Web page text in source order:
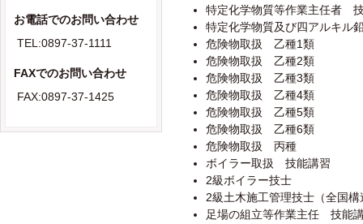
特定化学物質等作業主任者
特定化学物質及び四アルキル
危険物取扱 乙種1類
危険物取扱 乙種2類
危険物取扱 乙種3類
危険物取扱 乙種4類
危険物取扱 乙種5類
危険物取扱 乙種6類
危険物取扱 丙種
ボイラー取扱 技能講習
2級ボイラー技士
2級土木施工管理技士（全国
足場の組立等作業主任 技能
お電話でのお問い合わせ
TEL:0897-37-1111
FAXでのお問い合わせ
FAX:0897-37-1425